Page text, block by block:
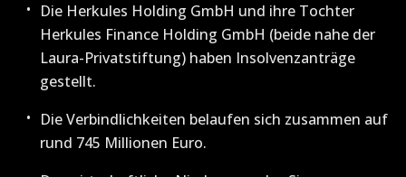
Die Herkules Holding GmbH und ihre Tochter
Herkules Finance Holding GmbH (beide nahe der
Laura-Privatstiftung) haben Insolvenzanträge
gestellt.
Die Verbindlichkeiten belaufen sich zusammen auf
rund 745 Millionen Euro.